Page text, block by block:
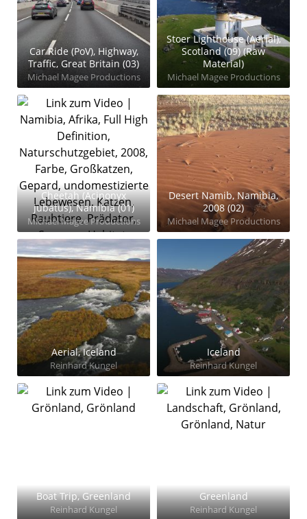
Car Ride (PoV), Highway,
Traffic, Great Britain (03)
Michael Magee Productions
Stoer Lighthouse (Aerial),
Scotland (09) (Raw
Material)
Michael Magee Productions
Cheetah (Acinonyx
jubatus), Namibia (01)
Michael Magee Productions
Desert Namib, Namibia,
2008 (02)
Michael Magee Productions
Aerial, Iceland
Reinhard Kungel
Iceland
Reinhard Kungel
Boat Trip, Greenland
Reinhard Kungel
Greenland
Reinhard Kungel